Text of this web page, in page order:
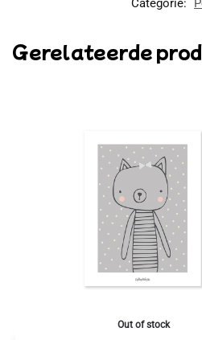
Categorie:
Gerelateerde
Out of stock